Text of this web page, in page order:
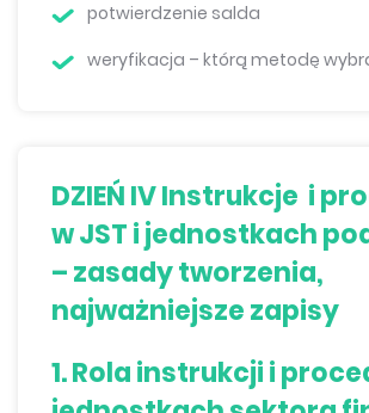
potwierdzenie salda
weryfikacja – którą metodę
DZIEŃ IV Instrukcje i
w JST i jednostkach
– zasady tworzenia,
najważniejsze zapisy
1. Rola instrukcji i